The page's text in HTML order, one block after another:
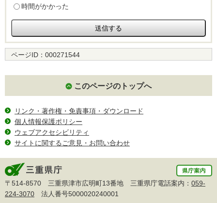
時間がかかった
ページID： 000271544
このページのトップへ
リンク・著作権・免責事項・ダウンロード
個人情報保護ポリシー
ウェブアクセシビリティ
サイトに関するご意見・お問い合わせ
〒514-8570 三重県津市広明町13番地 三重県庁電話案内： 059-
224-3070 法人番号5000020240001